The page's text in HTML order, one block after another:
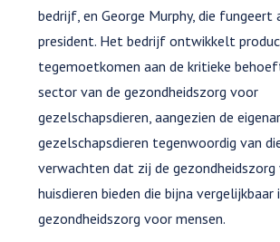
bedrijf, en George Murphy, die fungeert
president. Het bedrijf ontwikkelt
tegemoetkomen aan de kritieke
sector van de gezondheidszorg voor
gezelschapsdieren, aangezien de
gezelschapsdieren tegenwoordig van
verwachten dat zij de
huisdieren bieden die bijna vergelijkbaar
gezondheidszorg voor mensen.